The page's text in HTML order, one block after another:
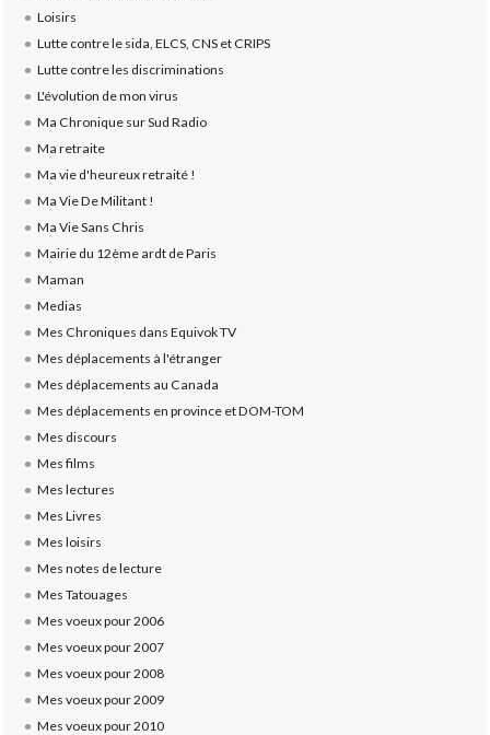
Loisirs
Lutte contre le sida, ELCS, CNS et CRIPS
Lutte contre les discriminations
L'évolution de mon virus
Ma Chronique sur Sud Radio
Ma retraite
Ma vie d'heureux retraité !
Ma Vie De Militant !
Ma Vie Sans Chris
Mairie du 12ème ardt de Paris
Maman
Medias
Mes Chroniques dans Equivok TV
Mes déplacements à l'étranger
Mes déplacements au Canada
Mes déplacements en province et DOM-TOM
Mes discours
Mes films
Mes lectures
Mes Livres
Mes loisirs
Mes notes de lecture
Mes Tatouages
Mes voeux pour 2006
Mes voeux pour 2007
Mes voeux pour 2008
Mes voeux pour 2009
Mes voeux pour 2010